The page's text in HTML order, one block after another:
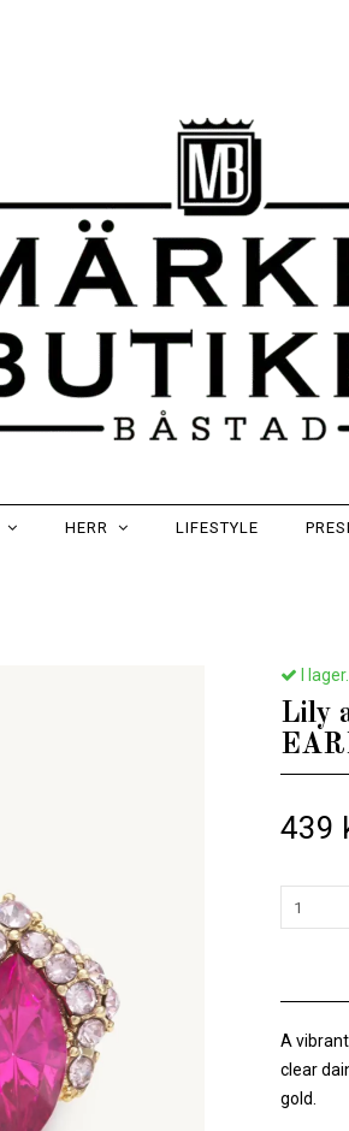
HERR LIFESTYLE
I lager.
Lily
439
A
clear
gold.